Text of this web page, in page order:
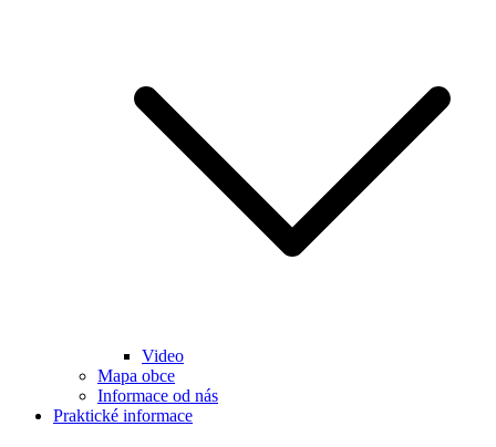
Video
Mapa obce
Informace od nás
Praktické informace